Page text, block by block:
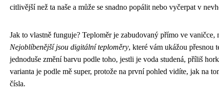
citlivější než ta naše a může se snadno popálit nebo vyčerpat v
Jak to vlastně funguje? Teploměr je zabudovaný přímo ve vaničce,
Nejoblíbenější jsou digitální teploměry, které vám ukážou přesnou
jednoduše změní barvu podle toho, jestli je voda studená, příliš
varianta je podle mě super, protože na první pohled vidíte, jak na
čísla.